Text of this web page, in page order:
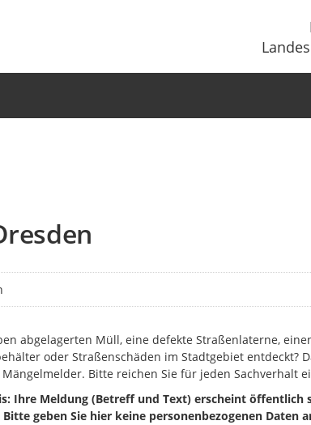
abgelagerten Müll, eine defekte Straßenlaterne,
oder Straßenschäden im Stadtgebiet entdeckt?
Bitte reichen Sie für jeden Sachverhalt
Ihre Meldung (Betreff und Text) erscheint öffentlich
geben Sie hier keine personenbezogenen Daten